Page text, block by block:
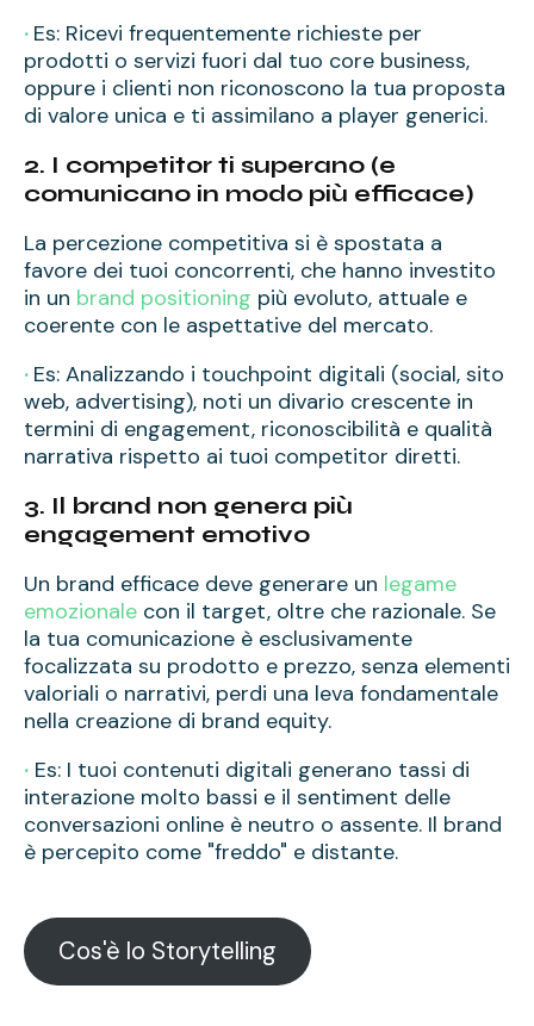
· Es: Ricevi frequentemente richieste per
prodotti o servizi fuori dal tuo core business,
oppure i clienti non riconoscono la tua proposta
di valore unica e ti assimilano a player generici.
2. I competitor ti superano (e
comunicano in modo più efficace)
La percezione competitiva si è spostata a
favore dei tuoi concorrenti, che hanno investito
in un brand positioning più evoluto, attuale e
coerente con le aspettative del mercato.
· Es: Analizzando i touchpoint digitali (social, sito
web, advertising), noti un divario crescente in
termini di engagement, riconoscibilità e qualità
narrativa rispetto ai tuoi competitor diretti.
3. Il brand non genera più
engagement emotivo
Un brand efficace deve generare un legame
emozionale con il target, oltre che razionale. Se
la tua comunicazione è esclusivamente
focalizzata su prodotto e prezzo, senza elementi
valoriali o narrativi, perdi una leva fondamentale
nella creazione di brand equity.
· Es: I tuoi contenuti digitali generano tassi di
interazione molto bassi e il sentiment delle
conversazioni online è neutro o assente. Il brand
è percepito come "freddo" e distante.
Cos'è lo Storytelling